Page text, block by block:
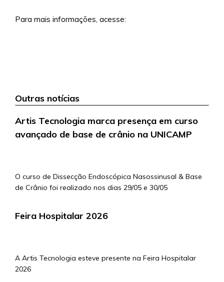
Para mais informações, acesse:
Outras notícias
Artis Tecnologia marca presença em curso
avançado de base de crânio na UNICAMP
O curso de Dissecção Endoscópica Nasossinusal & Base
de Crânio foi realizado nos dias 29/05 e 30/05
Feira Hospitalar 2026
A Artis Tecnologia esteve presente na Feira Hospitalar
2026